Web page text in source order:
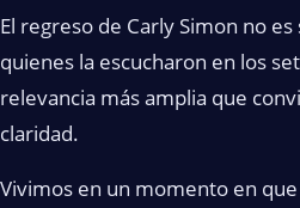
El regreso de Carly Simon no
quienes la escucharon en los
relevancia más amplia que
claridad.
Vivimos en un momento en